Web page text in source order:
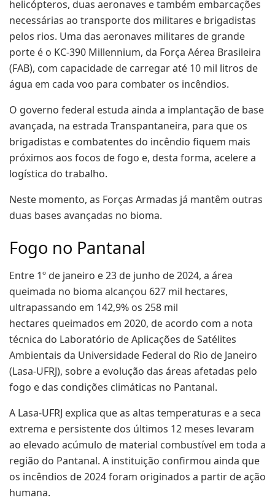
helicópteros, duas aeronaves e também embarcações
necessárias ao transporte dos militares e brigadistas
pelos rios. Uma das aeronaves militares de grande
porte é o KC-390 Millennium, da Força Aérea Brasileira
(FAB), com capacidade de carregar até 10 mil litros de
água em cada voo para combater os incêndios.
O governo federal estuda ainda a implantação de base
avançada, na estrada Transpantaneira, para que os
brigadistas e combatentes do incêndio fiquem mais
próximos aos focos de fogo e, desta forma, acelere a
logística do trabalho.
Neste momento, as Forças Armadas já mantêm outras
duas bases avançadas no bioma.
Fogo no Pantanal
Entre 1º de janeiro e 23 de junho de 2024, a área
queimada no bioma alcançou 627 mil hectares,
ultrapassando em 142,9% os 258 mil
hectares queimados em 2020, de acordo com a nota
técnica do Laboratório de Aplicações de Satélites
Ambientais da Universidade Federal do Rio de Janeiro
(Lasa-UFRJ), sobre a evolução das áreas afetadas pelo
fogo e das condições climáticas no Pantanal.
A Lasa-UFRJ explica que as altas temperaturas e a seca
extrema e persistente dos últimos 12 meses levaram
ao elevado acúmulo de material combustível em toda a
região do Pantanal. A instituição confirmou ainda que
os incêndios de 2024 foram originados a partir de ação
humana.